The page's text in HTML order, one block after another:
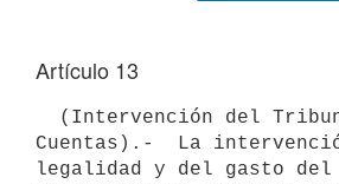
Artículo 13
Cuentas).-  La
legalidad y del gasto del